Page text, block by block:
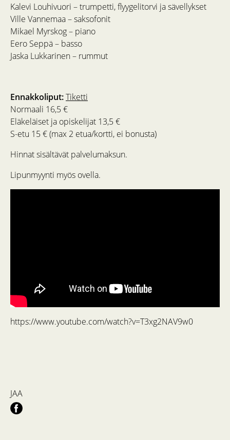
Kalevi Louhivuori – trumpetti, flyygelitorvi ja sävellykset
Ville Vannemaa – saksofonit
Mikael Myrskog – piano
Eero Seppä – basso
Jaska Lukkarinen – rummut
Ennakkoliput:Tiketti
Normaali 16,5 €
Eläkeläiset ja opiskelijat 13,5 €
S-etu 15 € (max 2 etua/kortti, ei bonusta)
Hinnat sisältävät palvelumaksun.
Lipunmyynti myös ovella.
https://www.youtube.com/watch?v=T3xg2NAV9w0
JAA